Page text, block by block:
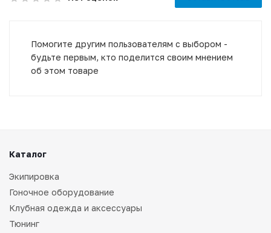
Помогите другим пользователям с выбором -
будьте первым, кто поделится своим мнением
об этом товаре
Каталог
Экипировка
Гоночное оборудование
Клубная одежда и аксессуары
Тюнинг